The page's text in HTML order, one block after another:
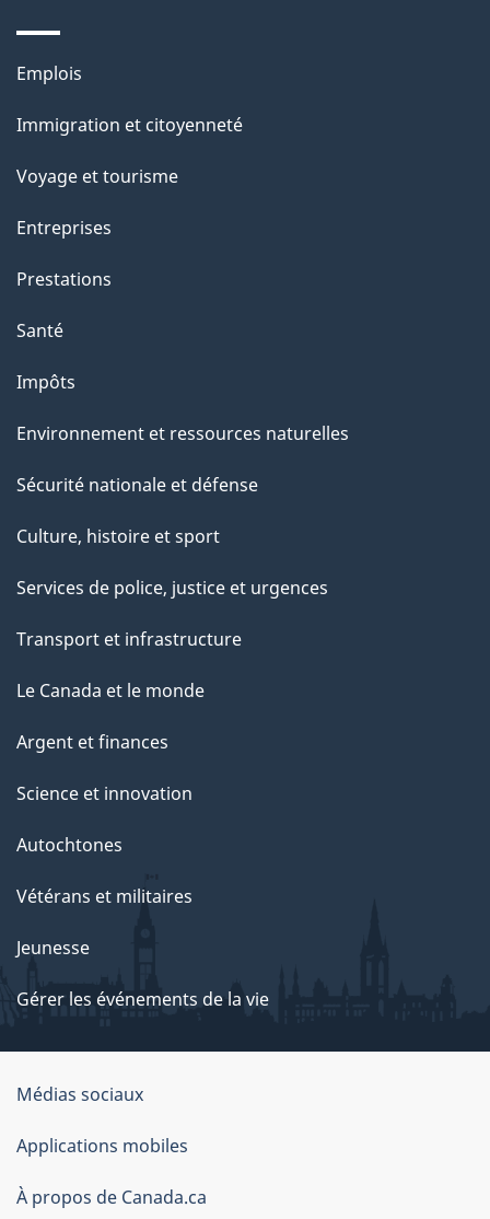
s
u
r
e
t
e
p
g
e
Thèmes
sujets
Emplois
Immigration et citoyenneté
Voyage et tourisme
Entreprises
Prestations
Santé
Impôts
Environnement et ressources naturelles
Sécurité nationale et défense
Culture, histoire et sport
Services de police, justice et urgences
Transport et infrastructure
Le Canada et le monde
Argent et finances
Science et innovation
Autochtones
Vétérans et militaires
Jeunesse
Gérer les événements de la vie
Organisation
du
gouvernement
du
Médias sociaux
Applications mobiles
À propos de Canada.ca